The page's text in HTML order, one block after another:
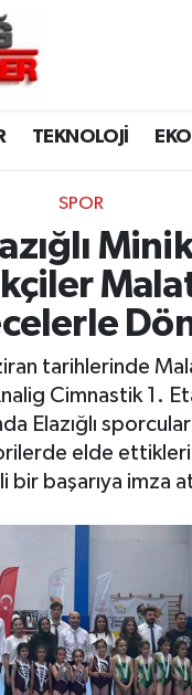
TEKNOLOJİ
SPOR
Minik
tarihlerinde
Cimnastik 1.
Elazığlı
elde
bir başarıya imza
Durumu
Yoğunluk Haritası
Durumu ve Fikstür